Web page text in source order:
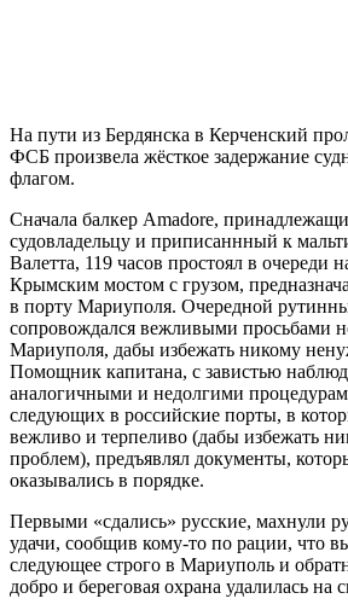
На пути из Бердянска в Керченский
ФСБ произвела жёсткое задержание
флагом.
Сначала балкер Amadore,
судовладельцу и приписаннный к
Валетта, 119 часов простоял в очереди
Крымским мостом с грузом,
в порту Мариуполя. Очередной
сопровождался вежливыми просьбами
Мариуполя, дабы избежать никому
Помощник капитана, с завистью
аналогичными и недолгими
следующих в российские порты, в
вежливо и терпеливо (дабы избежать
проблем), предъявлял документы,
оказывались в порядке.
Первыми «сдались» русские, махнули
удачи, сообщив кому-то по рации, что
следующее строго в Мариуполь и
добро и береговая охрана удалилась на